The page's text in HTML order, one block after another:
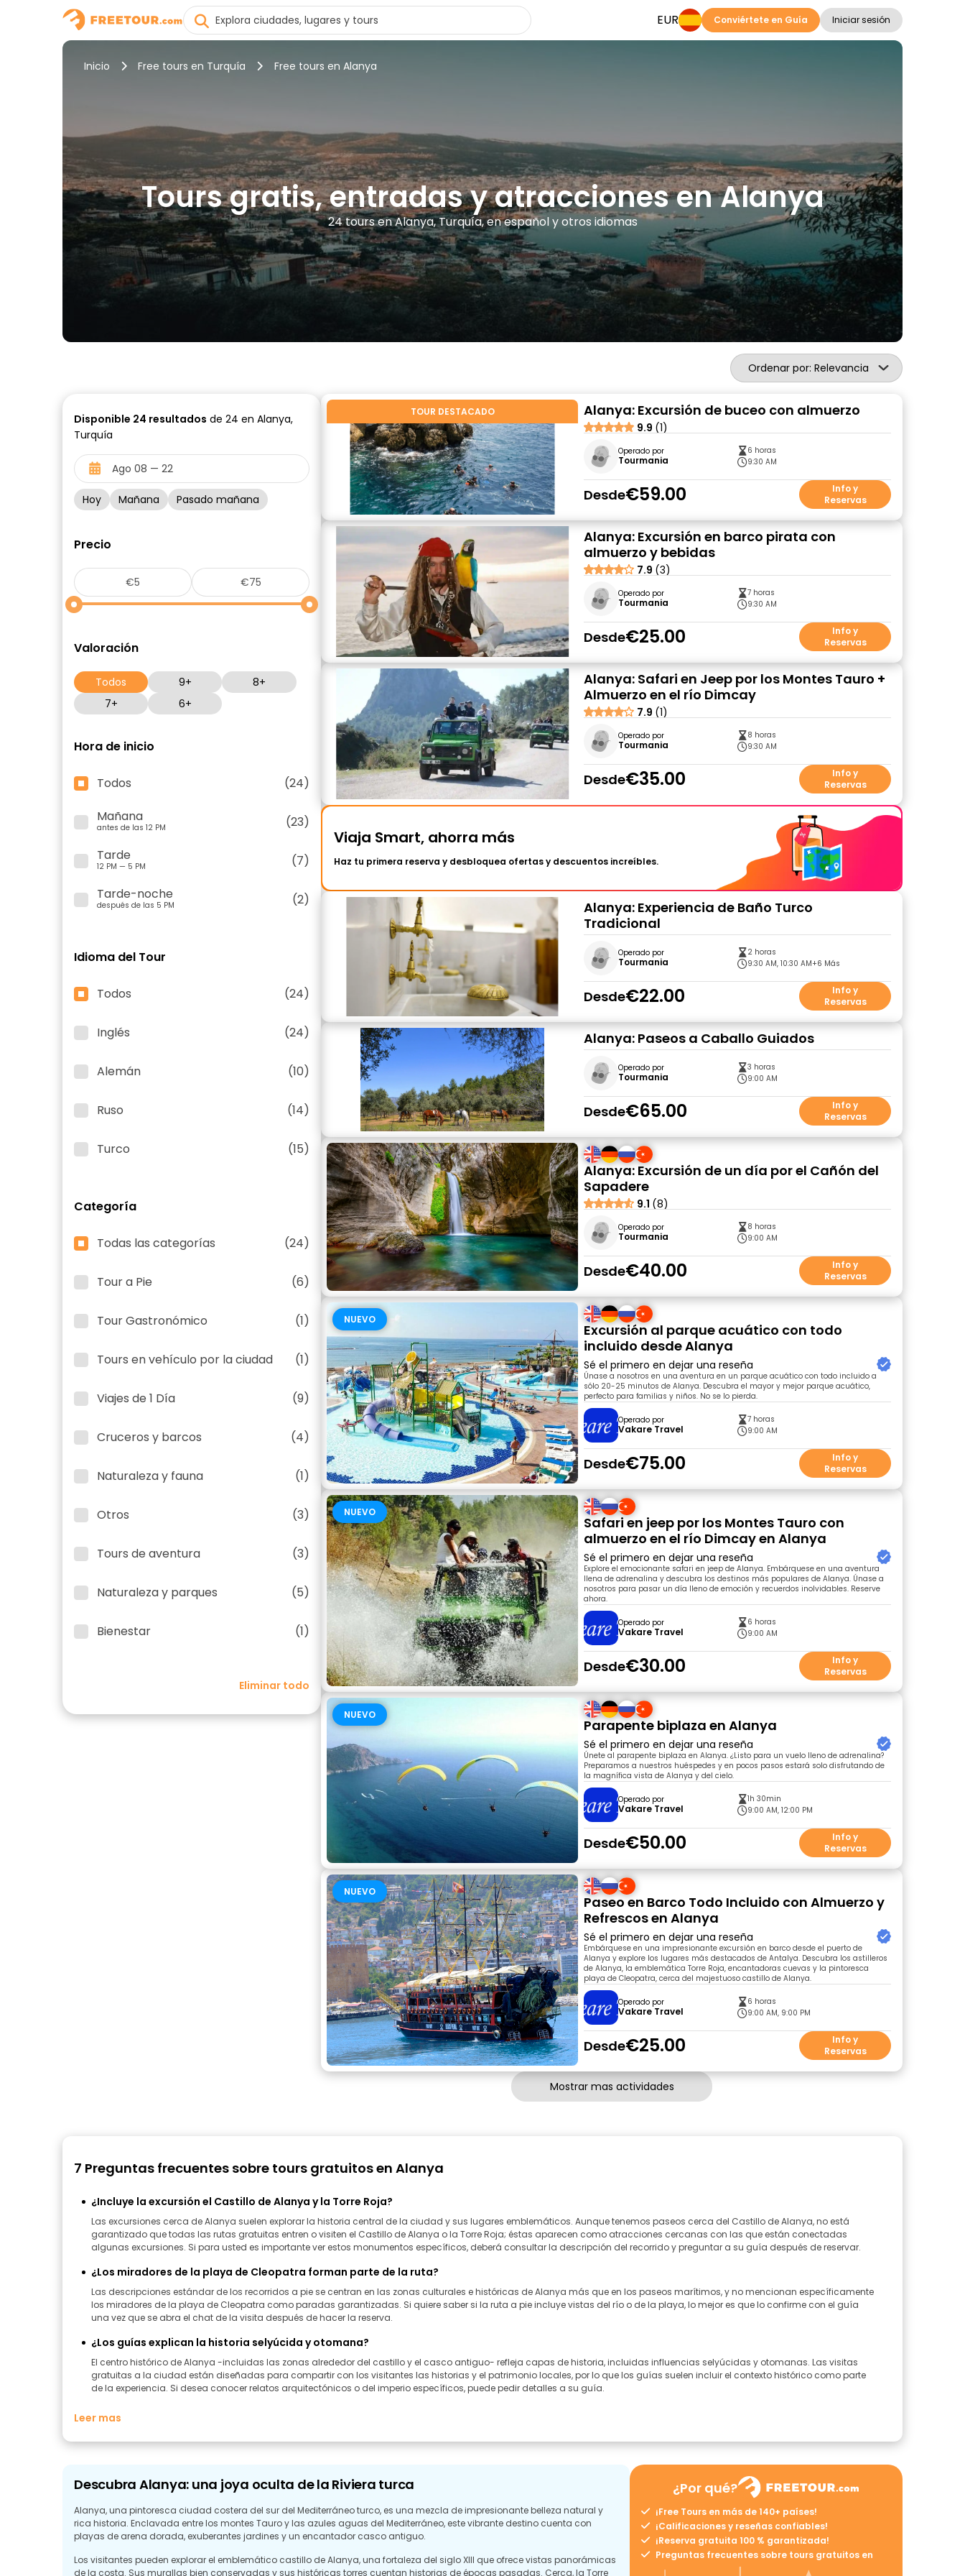
EUR Conviértete en Guía Iniciar sesión
Inicio Free tours en Turquía Free tours en Alanya
Tours gratis, entradas y atracciones en Alanya
24 tours en Alanya, Turquía, en español y otros idiomas
Ordenar por: Relevancia
Disponible 24 resultados de 24 en Alanya,
Turquía
Hoy Mañana Pasado mañana
Precio
Valoración
Todos 9+
8+
7+
6+
Hora de inicio
Todos
(24)
Mañana
antes de las 12 PM
(23)
Tarde
12 PM — 5 PM
(7)
Tarde-noche
después de las 5 PM (2)
Idioma del Tour
Todos (24)
Inglés (24)
Alemán (10)
Ruso (14)
Turco (15)
Categoría
Todas las categorías (24)
Tour a Pie (6)
Tour Gastronómico (1)
Tours en vehículo por la ciudad (1)
Viajes de 1 Día (9)
Cruceros y barcos (4)
Naturaleza y fauna (1)
Otros (3)
Tours de aventura (3)
Naturaleza y parques (5)
Bienestar (1)
Eliminar todo
TOUR DESTACADO Alanya: Excursión de buceo con almuerzo
9.9 (1)
Operado por
Tourmania
6 horas
9:30 AM
Desde€59.00
Info y
Reservas
Alanya: Excursión en barco pirata con
almuerzo y bebidas
7.9 (3)
Operado por
Tourmania
7 horas
9:30 AM
Desde€25.00
Info y
Reservas
Alanya: Safari en Jeep por los Montes Tauro +
Almuerzo en el río Dimcay
7.9 (1)
Operado por
Tourmania
8 horas
9:30 AM
Desde€35.00
Info y
Reservas
Viaja Smart, ahorra más
Haz tu primera reserva y desbloquea ofertas y descuentos increíbles.
Alanya: Experiencia de Baño Turco
Tradicional
Operado por
Tourmania
2 horas
9:30 AM, 10:30 AM+6 Más
Desde€22.00
Info y
Reservas
Alanya: Paseos a Caballo Guiados
Operado por
Tourmania
3 horas
9:00 AM
Desde€65.00
Info y
Reservas
Alanya: Excursión de un día por el Cañón del
Sapadere
9.1 (8)
Operado por
Tourmania
8 horas
9:00 AM
Desde€40.00
Info y
Reservas
NUEVO
Excursión al parque acuático con todo
incluido desde Alanya
Sé el primero en dejar una reseña
Únase a nosotros en una aventura en un parque acuático con todo incluido a
sólo 20-25 minutos de Alanya. Descubra el mayor y mejor parque acuático,
perfecto para familias y niños. No se lo pierda.
Operado por
Vakare Travel
7 horas
9:00 AM
Desde€75.00
Info y
Reservas
NUEVO
Safari en jeep por los Montes Tauro con
almuerzo en el río Dimcay en Alanya
Sé el primero en dejar una reseña
Explore el emocionante safari en jeep de Alanya. Embárquese en una aventura
llena de adrenalina y descubra los destinos más populares de Alanya. Únase a
nosotros para pasar un día lleno de emoción y recuerdos inolvidables. Reserve
ahora.
Operado por
Vakare Travel
6 horas
9:00 AM
Desde€30.00
Info y
Reservas
NUEVO
Parapente biplaza en Alanya
Sé el primero en dejar una reseña
Únete al parapente biplaza en Alanya. ¿Listo para un vuelo lleno de adrenalina?
Preparamos a nuestros huéspedes y en pocos pasos estará solo disfrutando de
la magnífica vista de Alanya y del cielo.
Operado por
Vakare Travel
1h 30min
9:00 AM, 12:00 PM
Desde€50.00
Info y
Reservas
NUEVO
Paseo en Barco Todo Incluido con Almuerzo y
Refrescos en Alanya
Sé el primero en dejar una reseña
Embárquese en una impresionante excursión en barco desde el puerto de
Alanya y explore los lugares más destacados de Antalya. Descubra los astilleros
de Alanya, la emblemática Torre Roja, encantadoras cuevas y la pintoresca
playa de Cleopatra, cerca del majestuoso castillo de Alanya.
Operado por
Vakare Travel
6 horas
9:00 AM, 9:00 PM
Desde€25.00
Info y
Reservas
Mostrar mas actividades
7 Preguntas frecuentes sobre tours gratuitos en Alanya
¿Incluye la excursión el Castillo de Alanya y la Torre Roja?
Las excursiones cerca de Alanya suelen explorar la historia central de la ciudad y sus lugares emblemáticos. Aunque tenemos paseos cerca del Castillo de Alanya, no está
garantizado que todas las rutas gratuitas entren o visiten el Castillo de Alanya o la Torre Roja; éstas aparecen como atracciones cercanas con las que están conectadas
algunas excursiones. Si para usted es importante ver estos monumentos específicos, deberá consultar la descripción del recorrido y preguntar a su guía después de reservar.
¿Los miradores de la playa de Cleopatra forman parte de la ruta?
Las descripciones estándar de los recorridos a pie se centran en las zonas culturales e históricas de Alanya más que en los paseos marítimos, y no mencionan específicamente
los miradores de la playa de Cleopatra como paradas garantizadas. Si quiere saber si la ruta a pie incluye vistas del río o de la playa, lo mejor es que lo confirme con el guía
una vez que se abra el chat de la visita después de hacer la reserva.
¿Los guías explican la historia selyúcida y otomana?
El centro histórico de Alanya -incluidas las zonas alrededor del castillo y el casco antiguo- refleja capas de historia, incluidas influencias selyúcidas y otomanas. Las visitas
gratuitas a la ciudad están diseñadas para compartir con los visitantes las historias y el patrimonio locales, por lo que los guías suelen incluir el contexto histórico como parte
de la experiencia. Si desea conocer relatos arquitectónicos o del imperio específicos, puede pedir detalles a su guía.
Leer mas
Descubra Alanya: una joya oculta de la Riviera turca
Alanya, una pintoresca ciudad costera del sur del Mediterráneo turco, es una mezcla de impresionante belleza natural y
rica historia. Enclavada entre los montes Tauro y las azules aguas del Mediterráneo, este vibrante destino cuenta con
playas de arena dorada, exuberantes jardines y un encantador casco antiguo.
Los visitantes pueden explorar el emblemático castillo de Alanya, una fortaleza del siglo XIII que ofrece vistas panorámicas
de la costa. Sus murallas bien conservadas y sus históricas torres cuentan historias de épocas pasadas. Cerca, la Torre
¿Por qué?
¡Free Tours en más de 140+ países!
¡Calificaciones y reseñas confiables!
¡Reserva gratuita 100 % garantizada!
Preguntas frecuentes sobre tours gratuitos en